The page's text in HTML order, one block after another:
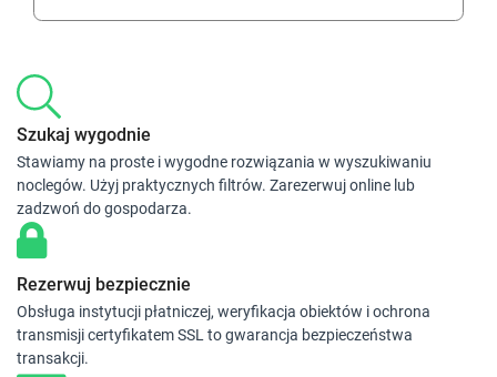
Szukaj wygodnie
Stawiamy na proste i wygodne rozwiązania w wyszukiwaniu
noclegów. Użyj praktycznych filtrów. Zarezerwuj online lub
zadzwoń do gospodarza.
Rezerwuj bezpiecznie
Obsługa instytucji płatniczej, weryfikacja obiektów i ochrona
transmisji certyfikatem SSL to gwarancja bezpieczeństwa
transakcji.